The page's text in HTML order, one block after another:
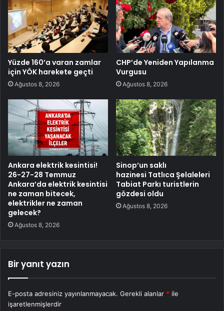
Yüzde 160’a varan zamlar
için YÖK harekete geçti
Ağustos 8, 2026
CHP’de Yeniden Yapılanma
Vurgusu
Ağustos 8, 2026
Ankara elektrik kesintisi!
26-27-28 Temmuz
Ankara’da elektrik kesintisi
ne zaman bitecek,
elektrikler ne zaman
gelecek?
Ağustos 8, 2026
Sinop’un saklı
hazinesi Tatlıca Şelaleleri
Tabiat Parkı turistlerin
gözdesi oldu
Ağustos 8, 2026
Bir yanıt yazın
E-posta adresiniz yayınlanmayacak. Gerekli alanlar * ile
işaretlenmişlerdir